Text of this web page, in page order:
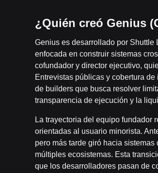
¿Quién creó Genius
Genius es desarrollado por Shuttle
enfocada en construir sistemas
cofundador y director ejecutivo,
Entrevistas públicas y cobertura
de builders que busca resolver
transparencia de ejecución y la
La trayectoria del equipo fundador
orientadas al usuario minorista.
pero más tarde giró hacia
múltiples ecosistemas. Esta
que los desarrolladores pasan de